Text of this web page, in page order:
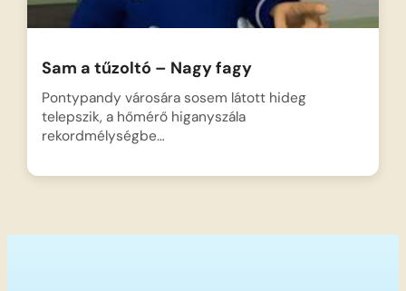
Sam a tűzoltó – Nagy fagy
Pontypandy városára sosem látott hideg
telepszik, a hőmérő higanyszála
rekordmélységbe…